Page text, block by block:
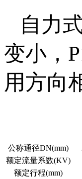
自力
变小，
用方向
公称通径DN(mm)
额定流量系数(KV)
额定行程(mm)